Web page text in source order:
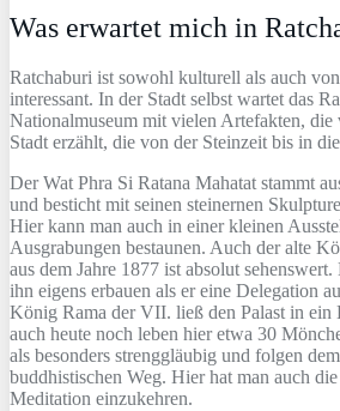
Was erwartet mich in
Ratchaburi ist sowohl kulturell als auch
interessant. In der Stadt selbst wartet das
Nationalmuseum mit vielen Artefakten, die
Stadt erzählt, die von der Steinzeit bis in
Der Wat Phra Si Ratana Mahatat stammt
und besticht mit seinen steinernen
Hier kann man auch in einer kleinen
Ausgrabungen bestaunen. Auch der alte
aus dem Jahre 1877 ist absolut
ihn eigens erbauen als er eine Delegation
König Rama der VII. ließ den Palast in ein
auch heute noch leben hier etwa 30
als besonders strenggläubig und folgen
buddhistischen Weg. Hier hat man auch
Meditation einzukehren.